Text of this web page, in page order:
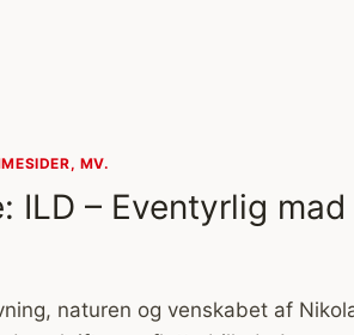
MV.
ILD – Eventyrlig mad
naturen og venskabet af